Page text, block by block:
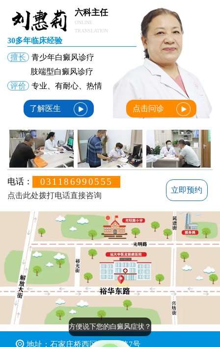
六科主任
ONLINE
TRANSLATION
30多年临床经验
擅长
青少年白癜风诊疗
肢端型白癜风诊疗
评价
专业、有耐心、热情
了解医生 点击问诊
电话： 031186990555
点击此处拨打电话直接咨询
立即预约
地址：石家庄桥西区裕华东路7号
方便说下您的白癜风症状？